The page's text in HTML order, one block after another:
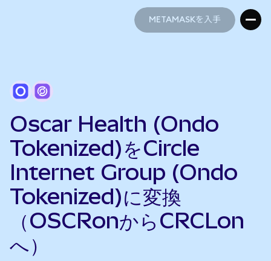
METAMASKを入手
Oscar Health (Ondo
Tokenized)をCircle
Internet Group (Ondo
Tokenized)に変換
（OSCRonからCRCLon
へ）